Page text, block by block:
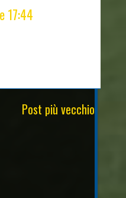
17:44
Post più vecchio